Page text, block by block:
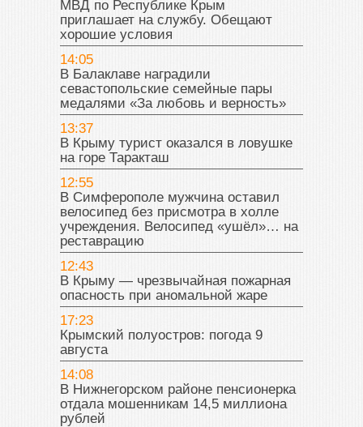
МВД по Республике Крым
приглашает на службу. Обещают
хорошие условия
14:05
В Балаклаве наградили
севастопольские семейные пары
медалями «За любовь и верность»
13:37
В Крыму турист оказался в ловушке
на горе Таракташ
12:55
В Симферополе мужчина оставил
велосипед без присмотра в холле
учреждения. Велосипед «ушёл»… на
реставрацию
12:43
В Крыму — чрезвычайная пожарная
опасность при аномальной жаре
17:23
Крымский полуостров: погода 9
августа
14:08
В Нижнегорском районе пенсионерка
отдала мошенникам 14,5 миллиона
рублей